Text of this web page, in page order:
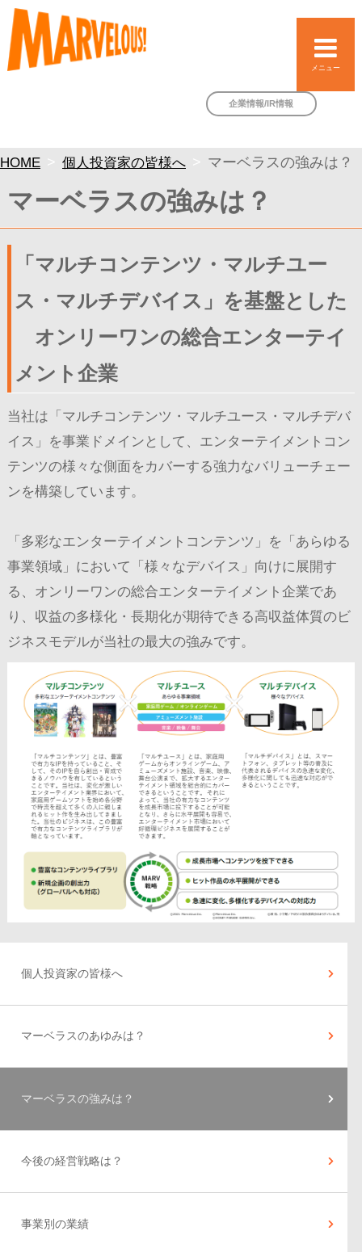
メニュー
企業情報/IR情報
HOME 個人投資家の皆様へ マーベラスの強みは？
マーベラスの強みは？
「マルチコンテンツ・マルチユー
ス・マルチデバイス」を基盤とした
オンリーワンの総合エンターテイ
メント企業
当社は「マルチコンテンツ・マルチユース・マルチデバ
イス」を事業ドメインとして、エンターテイメントコン
テンツの様々な側面をカバーする強力なバリューチェー
ンを構築しています。
「多彩なエンターテイメントコンテンツ」を「あらゆる
事業領域」において「様々なデバイス」向けに展開す
る、オンリーワンの総合エンターテイメント企業であ
り、収益の多様化・長期化が期待できる高収益体質のビ
ジネスモデルが当社の最大の強みです。
個人投資家の皆様へ
マーベラスのあゆみは？
マーベラスの強みは？
今後の経営戦略は？
事業別の業績